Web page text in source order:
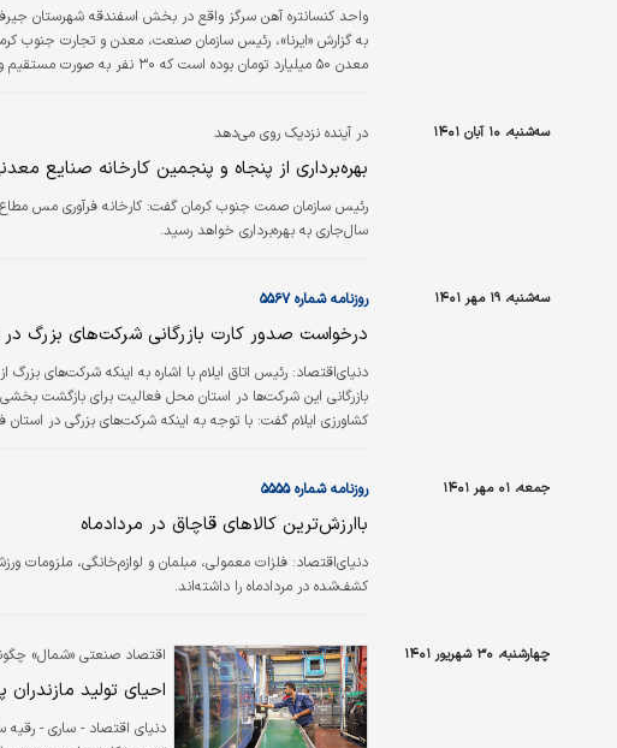
به گزارش «ایرنا»، رئیس سازمان صنعت، معدن و تجارت جنوب
سه‌شنبه، ۱۰ آبان ۱۴۰۱ در آینده نزدیک روی می‌دهد
بهره‌‌‌برداری از پنجاه و پنجمین کارخانه صنایع
سال‌جاری به بهره‌‌‌برداری خواهد رسید.
سه‌شنبه، ۱۹ مهر ۱۴۰۱ روزنامه شماره ۵۵۶۷
درخواست صدور کارت بازرگانی شرکت‌های بزرگ
دنیای‌اقتصاد: رئیس اتاق ایلام با اشاره به اینکه شرکت‌های
بازرگانی این شرکت‌ها در استان محل فعالیت برای بازگشت بخشی
کشاورزی ایلام گفت: با توجه به اینکه شرکت‌های بزرگی در استان
جمعه، ۰۱ مهر ۱۴۰۱ روزنامه شماره ۵۵۵۵
باارزش‌‌‌‌‌‌‌‌‌‌ترین کالاهای قاچاق در مرداد‌ماه
دنیای‌اقتصاد: فلزات معمولی، مبلمان و لوازم‌خانگی، ملزومات
کشف‌شده در مرداد‌ماه را داشته‌‌‌‌‌‌‌‌‌‌اند.
چهارشنبه، ۳۰ شهریور ۱۴۰۱ اقتصاد صنعتی «شمال»
احیای تولید مازندران پس
دنياي اقتصاد - ساري - رقيه